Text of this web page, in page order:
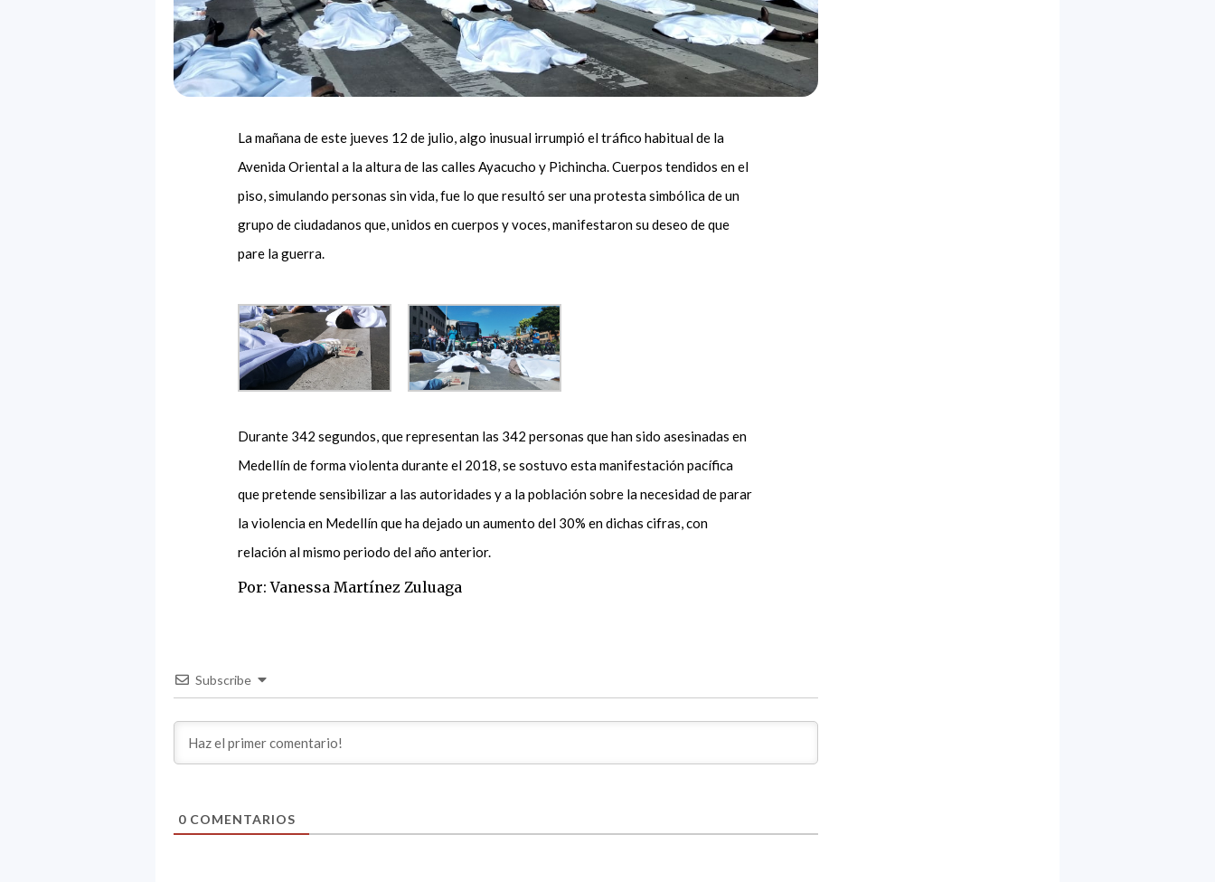
La mañana de este jueves 12 de julio, algo inusual irrumpió el tráfico habitual de la
Avenida Oriental a la altura de las calles Ayacucho y Pichincha. Cuerpos tendidos en el
piso, simulando personas sin vida, fue lo que resultó ser una protesta simbólica de un
grupo de ciudadanos que, unidos en cuerpos y voces, manifestaron su deseo de que
pare la guerra.
Durante 342 segundos, que representan las 342 personas que han sido asesinadas en
Medellín de forma violenta durante el 2018, se sostuvo esta manifestación pacífica
que pretende sensibilizar a las autoridades y a la población sobre la necesidad de parar
la violencia en Medellín que ha dejado un aumento del 30% en dichas cifras, con
relación al mismo periodo del año anterior.
Por: Vanessa Martínez Zuluaga
Subscribe
0 COMENTARIOS